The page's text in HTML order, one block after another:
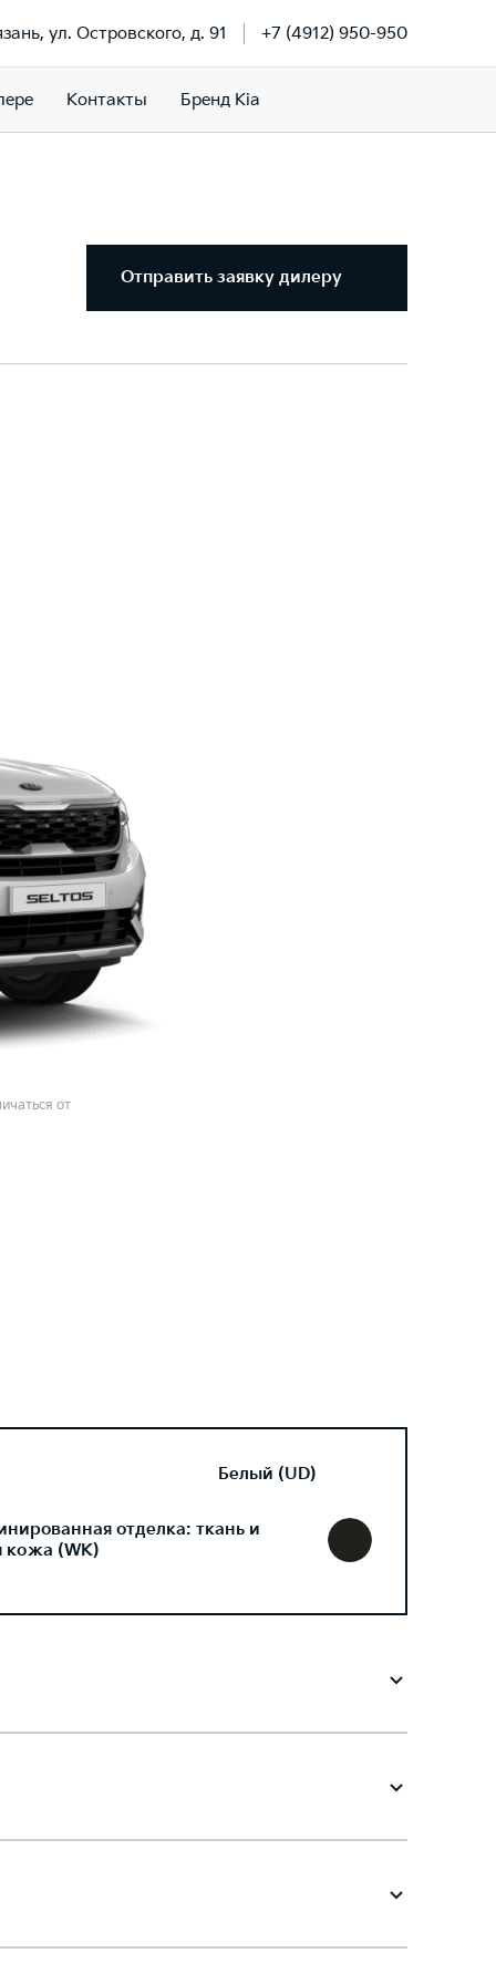
ул. Островского, д. 91 +7 (4912) 950-950
Контакты Бренд Kia
Отправить заявку дилеру
от
Белый (UD)
отделка: ткань и
кожа (WK)